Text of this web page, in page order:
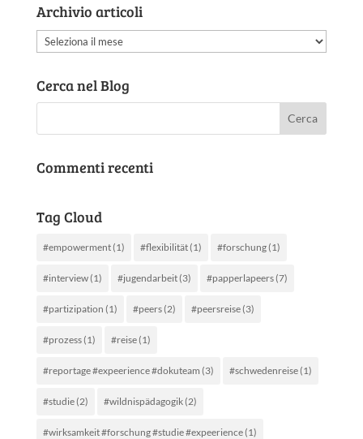
Archivio articoli
Archivio
Cerca nel Blog
Commenti recenti
Tag Cloud
#empowerment(1) #flexibilität(1) #forschung(1)
#interview(1) #jugendarbeit(3) #papperlapeers(7)
#partizipation (1) #peers(2) #peersreise(3)
#prozess(1) #reise(1)
#reportage #expeerience #dokuteam (3) #schwedenreise(1)
#studie(2) #wildnispädagogik(2)
#wirksamkeit #forschung #studie #expeerience(1)